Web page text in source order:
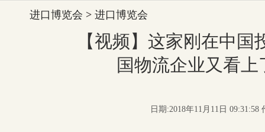
进口博览会 > 进口博览会
【视频】这家刚在中国
国物流企业又看
日期:2018年11月11日 09:31:58